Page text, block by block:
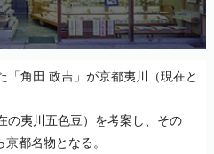
「角田 政吉」が京都夷川（現在と
の夷川五色豆）を考案し、その
都名物となる。